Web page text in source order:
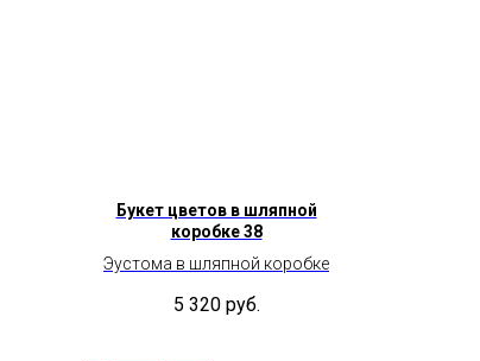
Букет цветов в шляпной
коробке 38
Эустома в шляпной коробке
5 320 руб.